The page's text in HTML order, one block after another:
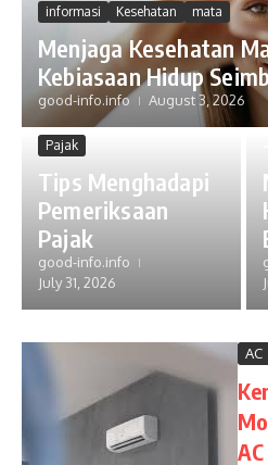
informasi Kesehatan mata
Menjaga Kesehatan
Kebiasaan Hidup
good-info.info August 3, 2026
Pajak
Tips Menghadapi
Pemeriksaan
Pajak
good-info.info
July 31, 2026
AC